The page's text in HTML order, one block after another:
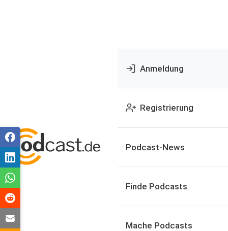
Anmeldung
Registrierung
Podcast-News
Finde Podcasts
Mache Podcasts